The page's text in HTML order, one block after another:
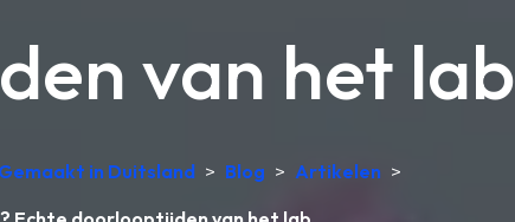
van het lab
in Duitsland > Blog > Artikelen >